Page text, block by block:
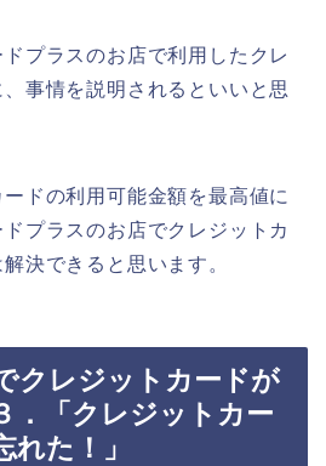
プラスのお店で利用したクレ
事情を説明されるといいと思
ドの利用可能金額を最高値に
プラスのお店でクレジットカ
決できると思います。
クレジットカードが
．「クレジットカー
れた！」